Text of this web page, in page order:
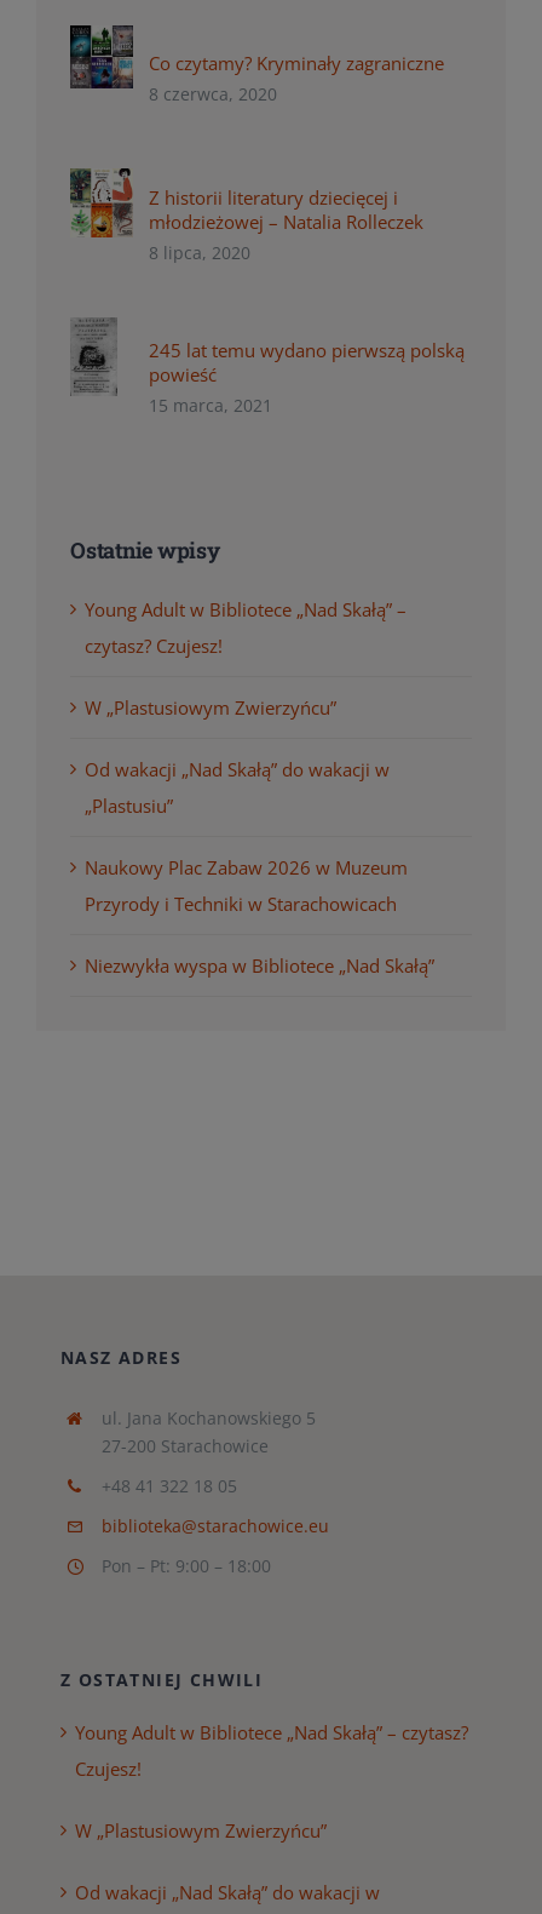
Co czytamy? Kryminały zagraniczne
8 czerwca, 2020
Z historii literatury dziecięcej i
młodzieżowej – Natalia Rolleczek
8 lipca, 2020
245 lat temu wydano pierwszą polską
powieść
15 marca, 2021
Ostatnie wpisy
Young Adult w Bibliotece „Nad Skałą” –
czytasz? Czujesz!
W „Plastusiowym Zwierzyńcu”
Od wakacji „Nad Skałą” do wakacji w
„Plastusiu”
Naukowy Plac Zabaw 2026 w Muzeum
Przyrody i Techniki w Starachowicach
Niezwykła wyspa w Bibliotece „Nad Skałą”
NASZ ADRES
ul. Jana Kochanowskiego 5
27-200 Starachowice
+48 41 322 18 05
biblioteka@starachowice.eu
Pon – Pt: 9:00 – 18:00
Z OSTATNIEJ CHWILI
Young Adult w Bibliotece „Nad Skałą” – czytasz?
Czujesz!
W „Plastusiowym Zwierzyńcu”
Od wakacji „Nad Skałą” do wakacji w